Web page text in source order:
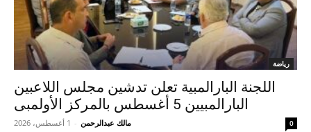
رياضة
اللجنة البارالمبية تعلن تدشين مجلس اللاعبين
البارالمبيين 5 أغسطس بالمركز الأولمبى
مالك عبدالرحمن - 1 أغسطس، 2026 0